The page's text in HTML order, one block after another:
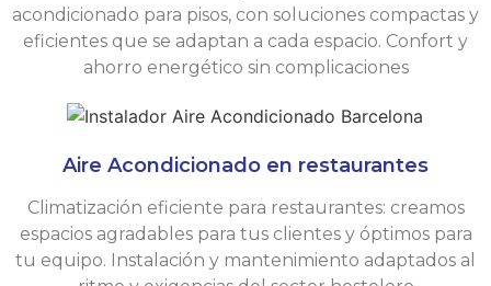
acondicionado para pisos, con soluciones compactas y
eficientes que se adaptan a cada espacio. Confort y
ahorro energético sin complicaciones
Aire Acondicionado en restaurantes
Climatización eficiente para restaurantes: creamos
espacios agradables para tus clientes y óptimos para
tu equipo. Instalación y mantenimiento adaptados al